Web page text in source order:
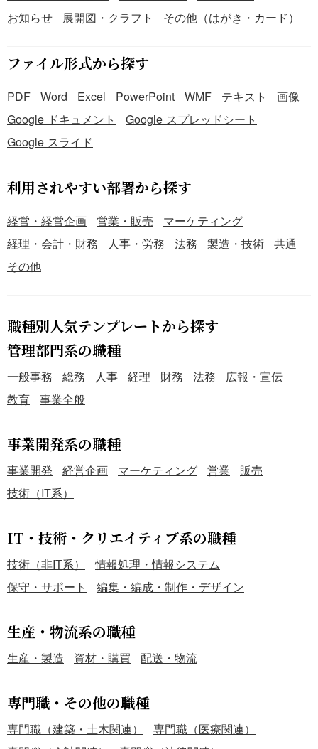
お知らせ
展開図・クラフト その他（はがき・カード）
ファイル形式から探す
PDF Word Excel PowerPoint WMF テキスト
画像
Google ドキュメント
Google スプレッドシート
Google スライド
利用されやすい部署から探す
経営・経営企画 営業・販売
マーケティング
経理・会計・財務
人事・労務 法務 製造・技術
共通
その他
職種別人気テンプレートから探す
管理部門系の職種
一般事務 総務 人事 経理 財務 法務
広報・宣伝
教育
事業全般
事業開発系の職種
事業開発 経営企画 マーケティング 営業
販売
技術（IT系）
IT・技術・クリエイティブ系の職種
技術（非IT系）
情報処理・情報システム
保守・サポート
編集・編成・制作・デザイン
生産・物流系の職種
生産・製造 資材・購買 配送・物流
専門職・その他の職種
専門職（建築・土木関連）
専門職（医療関連）